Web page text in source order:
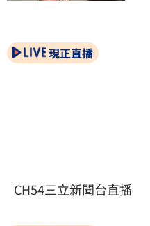
現正直播
CH54三立新聞台直播